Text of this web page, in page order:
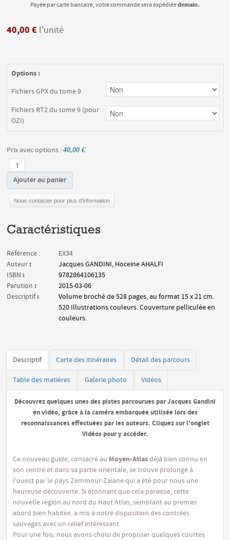
Payée par carte bancaire, votre commande sera expédiéedemain.
40,00 € l'unité
Options :
Fichiers GPX du tome 9
Fichiers RT2 du tome 9 (pour
OZI)
Prix avec options : 40,00 €
Ajouter au panier
Nous contacter pour plus d'information
Caractéristiques
Référence :
EX34
Auteur :
Jacques GANDINI, Hoceine AHALFI
ISBN :
9782864106135
Parution :
2015-03-06
Descriptif:
Volume broché de 528 pages, au format 15 x 21 cm.
520 Illustrations couleurs. Couverture pelliculée en
couleurs.
Descriptif Carte des itinéraires Détail des parcours
Table des matières Galerie photo Vidéos
Découvrez quelques unes des pistes parcourues par Jacques Gandini
en vidéo, grâce à la caméra embarquée utilisée lors des
reconnaissances effectuées par les auteurs. Cliquez sur l'onglet
Vidéospour y accéder.
Ce nouveau guide, consacré au Moyen-Atlasdéjà bien connu en
son centre et dans sa partie orientale, se trouve prolongé à
l'ouest par le pays Zemmour-Zaïane qui a été pour nous une
heureuse découverte. Si étonnant que cela paraisse, cette
nouvelle région au nord du Haut Atlas, semblant au premier
abord bien habitée, a mis à notre disposition des contrées
sauvages avec un relief intéressant.
Pour une fois, nous avons choisi de proposer quelques courtes